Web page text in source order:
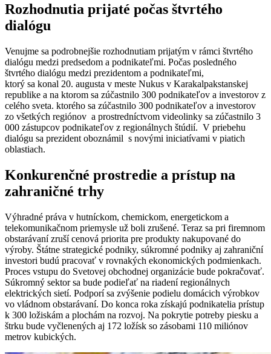
Rozhodnutia prijaté počas štvrtého
dialógu
Venujme sa podrobnejšie rozhodnutiam prijatým v rámci štvrtého
dialógu medzi predsedom a podnikateľmi. Počas posledného
štvrtého dialógu medzi prezidentom a podnikateľmi,
ktorý sa konal 20. augusta v meste Nukus v Karakalpakstanskej
republike a na ktorom sa zúčastnilo 300 podnikateľov a investorov z
celého sveta. ktorého sa zúčastnilo 300 podnikateľov a investorov
zo všetkých regiónov a prostredníctvom videolinky sa zúčastnilo 3
000 zástupcov podnikateľov z regionálnych štúdií. V priebehu
dialógu sa prezident oboznámil s novými iniciatívami v piatich
oblastiach.
Konkurenčné prostredie a prístup na
zahraničné trhy
Výhradné práva v hutníckom, chemickom, energetickom a
telekomunikačnom priemysle už boli zrušené. Teraz sa pri firemnom
obstarávaní zruší cenová priorita pre produkty nakupované do
výroby. Štátne strategické podniky, súkromné ​​podniky aj zahraniční
investori budú pracovať v rovnakých ekonomických podmienkach.
Proces vstupu do Svetovej obchodnej organizácie bude pokračovať.
Súkromný sektor sa bude podieľať na riadení regionálnych
elektrických sietí. Podporí sa zvýšenie podielu domácich výrobkov
vo vládnom obstarávaní. Do konca roka získajú podnikatelia prístup
k 300 ložiskám a plochám na rozvoj. Na pokrytie potreby piesku a
štrku bude vyčlenených aj 172 ložísk so zásobami 110 miliónov
metrov kubických.